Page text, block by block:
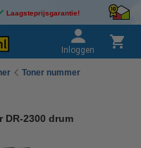
Laagsteprijsgarantie!
Inloggen
Toner nummer
2300 drum